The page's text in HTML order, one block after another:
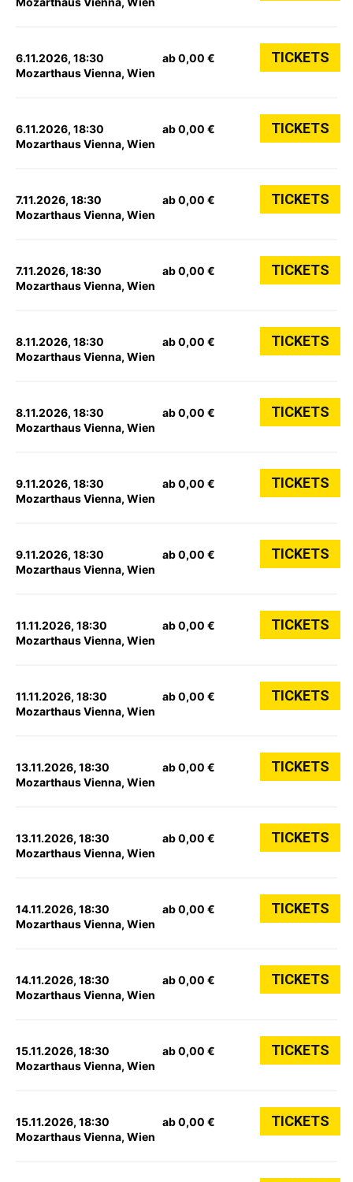
6.11.2026, 18:30
Mozarthaus Vienna, Wien
ab 0,00 € TICKETS
6.11.2026, 18:30
Mozarthaus Vienna, Wien
ab 0,00 € TICKETS
7.11.2026, 18:30
Mozarthaus Vienna, Wien
ab 0,00 € TICKETS
7.11.2026, 18:30
Mozarthaus Vienna, Wien
ab 0,00 € TICKETS
8.11.2026, 18:30
Mozarthaus Vienna, Wien
ab 0,00 € TICKETS
8.11.2026, 18:30
Mozarthaus Vienna, Wien
ab 0,00 € TICKETS
9.11.2026, 18:30
Mozarthaus Vienna, Wien
ab 0,00 € TICKETS
9.11.2026, 18:30
Mozarthaus Vienna, Wien
ab 0,00 € TICKETS
11.11.2026, 18:30
Mozarthaus Vienna, Wien
ab 0,00 € TICKETS
11.11.2026, 18:30
Mozarthaus Vienna, Wien
ab 0,00 € TICKETS
13.11.2026, 18:30
Mozarthaus Vienna, Wien
ab 0,00 € TICKETS
13.11.2026, 18:30
Mozarthaus Vienna, Wien
ab 0,00 € TICKETS
14.11.2026, 18:30
Mozarthaus Vienna, Wien
ab 0,00 € TICKETS
14.11.2026, 18:30
Mozarthaus Vienna, Wien
ab 0,00 € TICKETS
15.11.2026, 18:30
Mozarthaus Vienna, Wien
ab 0,00 € TICKETS
15.11.2026, 18:30
Mozarthaus Vienna, Wien
ab 0,00 € TICKETS